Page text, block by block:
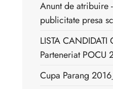
Anunt de atribuire
publicitate presa
LISTA CANDIDATI
Parteneriat POCU
Cupa Parang